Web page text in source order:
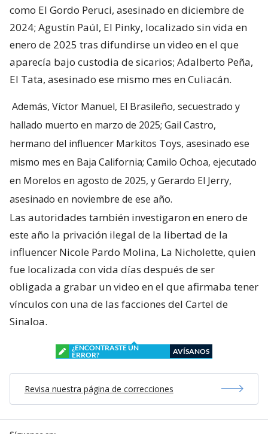
como El Gordo Peruci, asesinado en diciembre de
2024; Agustín Paúl, El Pinky, localizado sin vida en
enero de 2025 tras difundirse un video en el que
aparecía bajo custodia de sicarios; Adalberto Peña,
El Tata, asesinado ese mismo mes en Culiacán.
Además, Víctor Manuel, El Brasileño, secuestrado y
hallado muerto en marzo de 2025; Gail Castro,
hermano del influencer Markitos Toys, asesinado ese
mismo mes en Baja California; Camilo Ochoa, ejecutado
en Morelos en agosto de 2025, y Gerardo El Jerry,
asesinado en noviembre de ese año.
Las autoridades también investigaron en enero de
este año la privación ilegal de la libertad de la
influencer Nicole Pardo Molina, La Nicholette, quien
fue localizada con vida días después de ser
obligada a grabar un video en el que afirmaba tener
vínculos con una de las facciones del Cartel de
Sinaloa.
¿ENCONTRASTE UN
ERROR?
AVÍSANOS
Revisa nuestra página de correcciones